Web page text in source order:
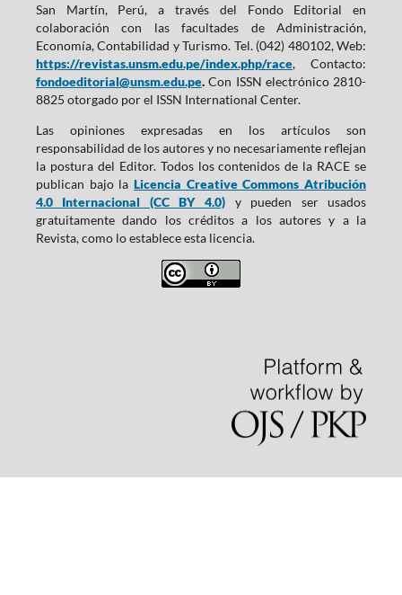
San Martín, Perú, a través del Fondo Editorial en
colaboración con las facultades de Administración,
Economía, Contabilidad y Turismo. Tel. (042) 480102, Web:
https://revistas.unsm.edu.pe/index.php/race, Contacto:
fondoeditorial@unsm.edu.pe.Con ISSN electrónico 2810-
8825 otorgado por el ISSN International Center.
Las opiniones expresadas en los artículos son
responsabilidad de los autores y no necesariamente reflejan
la postura del Editor. Todos los contenidos de la RACE se
publican bajo la Licencia Creative Commons Atribución
4.0 Internacional (CC BY 4.0) y pueden ser usados
gratuitamente dando los créditos a los autores y a la
Revista, como lo establece esta licencia.